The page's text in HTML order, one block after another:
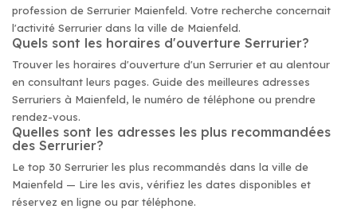
profession de Serrurier Maienfeld. Votre recherche concernait
l'activité Serrurier dans la ville de Maienfeld.
Quels sont les horaires d'ouverture Serrurier?
Trouver les horaires d'ouverture d'un Serrurier et au alentour
en consultant leurs pages. Guide des meilleures adresses
Serruriers à Maienfeld, le numéro de téléphone ou prendre
rendez-vous.
Quelles sont les adresses les plus recommandées
des Serrurier?
Le top 30 Serrurier les plus recommandés dans la ville de
Maienfeld — Lire les avis, vérifiez les dates disponibles et
réservez en ligne ou par téléphone.